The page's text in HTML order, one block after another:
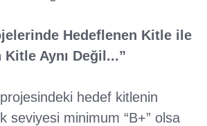
Hedeflenen Kitle ile
Kitle Aynı Değil...”
hedef kitlenin
seviyesi minimum “B+” olsa